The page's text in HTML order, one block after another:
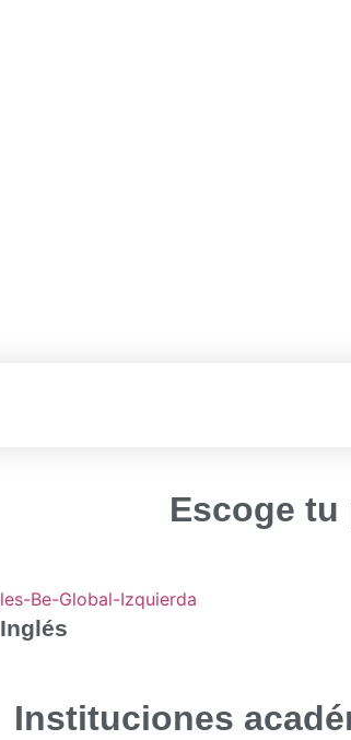
Escoge tu
Inglés
Instituciones